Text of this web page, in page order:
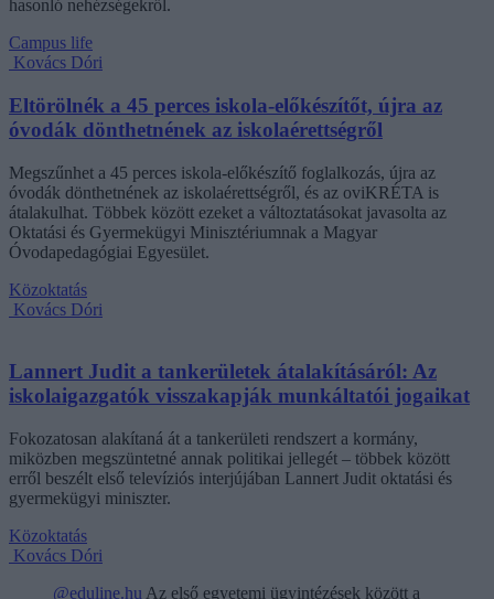
hasonló nehézségekről.
Campus life
Kovács Dóri
Eltörölnék a 45 perces iskola-előkészítőt, újra az
óvodák dönthetnének az iskolaérettségről
Megszűnhet a 45 perces iskola-előkészítő foglalkozás, újra az
óvodák dönthetnének az iskolaérettségről, és az oviKRÉTA is
átalakulhat. Többek között ezeket a változtatásokat javasolta az
Oktatási és Gyermekügyi Minisztériumnak a Magyar
Óvodapedagógiai Egyesület.
Közoktatás
Kovács Dóri
Lannert Judit a tankerületek átalakításáról: Az
iskolaigazgatók visszakapják munkáltatói jogaikat
Fokozatosan alakítaná át a tankerületi rendszert a kormány,
miközben megszüntetné annak politikai jellegét – többek között
erről beszélt első televíziós interjújában Lannert Judit oktatási és
gyermekügyi miniszter.
Közoktatás
Kovács Dóri
@eduline.hu Az első egyetemi ügyintézések között a